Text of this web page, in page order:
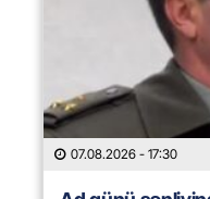
07.08.2026 - 17:30